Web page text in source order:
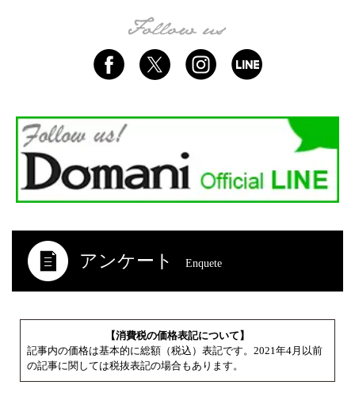
アンケート Enquete
【消費税の価格表記について】
記事内の価格は基本的に総額（税込）表記です。2021年4月以前
の記事に関しては税抜表記の場合もあります。